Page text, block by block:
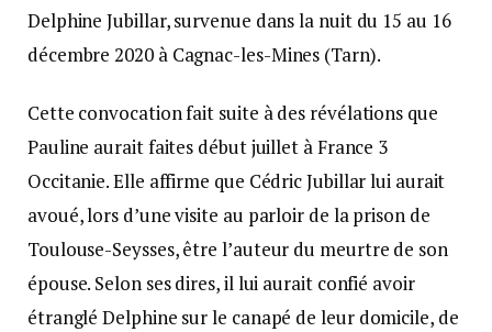
Delphine Jubillar, survenue dans la nuit du 15 au 16
décembre 2020 à Cagnac-les-Mines (Tarn).
Cette convocation fait suite à des révélations que
Pauline aurait faites début juillet à France 3
Occitanie. Elle affirme que Cédric Jubillar lui aurait
avoué, lors d’une visite au parloir de la prison de
Toulouse-Seysses, être l’auteur du meurtre de son
épouse. Selon ses dires, il lui aurait confié avoir
étranglé Delphine sur le canapé de leur domicile, de